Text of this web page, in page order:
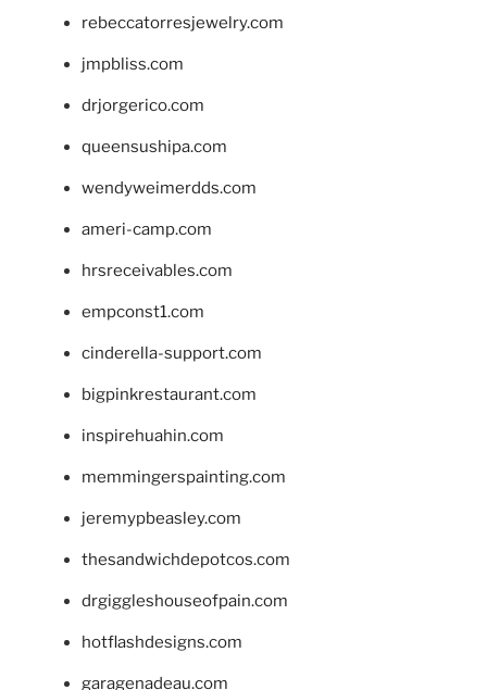
rebeccatorresjewelry.com
jmpbliss.com
drjorgerico.com
queensushipa.com
wendyweimerdds.com
ameri-camp.com
hrsreceivables.com
empconst1.com
cinderella-support.com
bigpinkrestaurant.com
inspirehuahin.com
memmingerspainting.com
jeremypbeasley.com
thesandwichdepotcos.com
drgiggleshouseofpain.com
hotflashdesigns.com
garagenadeau.com